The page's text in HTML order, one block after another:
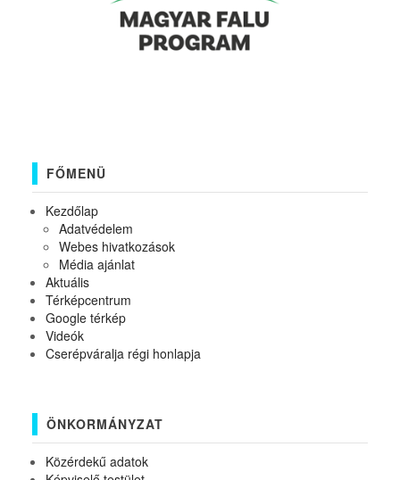
FŐMENÜ
Kezdőlap
Adatvédelem
Webes hivatkozások
Média ajánlat
Aktuális
Térképcentrum
Google térkép
Videók
Cserépváralja régi honlapja
ÖNKORMÁNYZAT
Közérdekű adatok